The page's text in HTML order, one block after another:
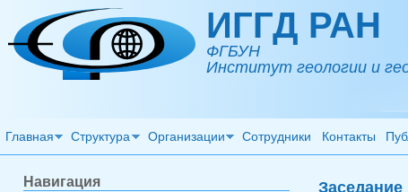
Перейти к основному содержанию ИГГД РАН
ФГБУН
Институт геологии и
Главная Структура Организации Сотрудники Контакты
Заседание
Навигация